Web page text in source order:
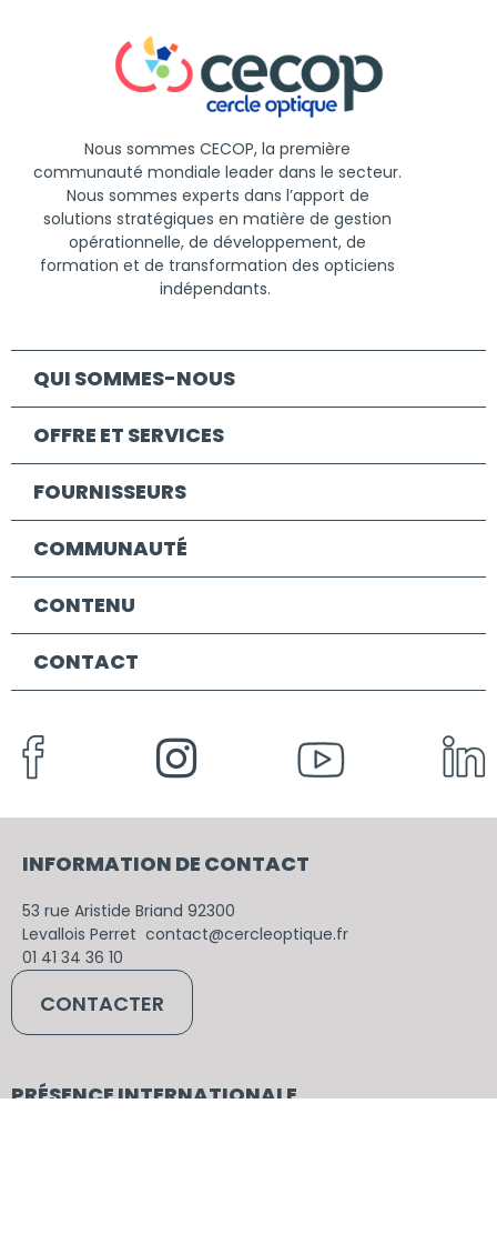
Nous sommes CECOP, la première
communauté mondiale leader dans le secteur.
Nous sommes experts dans l’apport de
solutions stratégiques en matière de gestion
opérationnelle, de développement, de
formation et de transformation des opticiens
indépendants.
QUI SOMMES-NOUS
OFFRE ET SERVICES
FOURNISSEURS
COMMUNAUTÉ
CONTENU
CONTACT
INFORMATION DE CONTACT
53 rue Aristide Briand 92300
Levallois Perret contact@cercleoptique.fr
01 41 34 36 10
CONTACTER
PRÉSENCE INTERNATIONALE